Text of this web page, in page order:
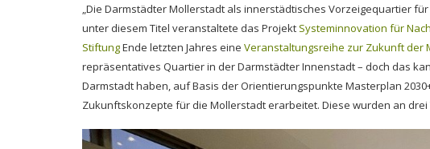
„Die Darmstädter Mollerstadt als innerstädtisches Vorzeigequartier
unter diesem Titel veranstaltete das Projekt Systeminnovation für
StiftungEnde letzten Jahres eine Veranstaltungsreihe zur Zukunft der
repräsentatives Quartier in der Darmstädter Innenstadt – doch das
Darmstadt haben, auf Basis der Orientierungspunkte Masterplan
Zukunftskonzepte für die Mollerstadt erarbeitet. Diese wurden an